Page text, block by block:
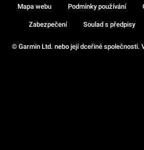
© Garmin Ltd. nebo její dceřiné společnosti.
Mapa webu Podmínky používání
Zabezpečení Soulad s předpisy